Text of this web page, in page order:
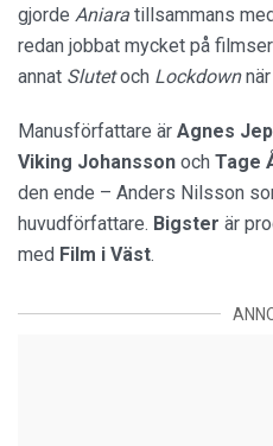
gjorde Aniara tillsammans
redan jobbat mycket på
annat Slutetoch Lockdown
Manusförfattare är Agnes
Viking Johansson och Tage
den ende – Anders Nilsson
huvudförfattare. Bigster är
med Film i Väst.